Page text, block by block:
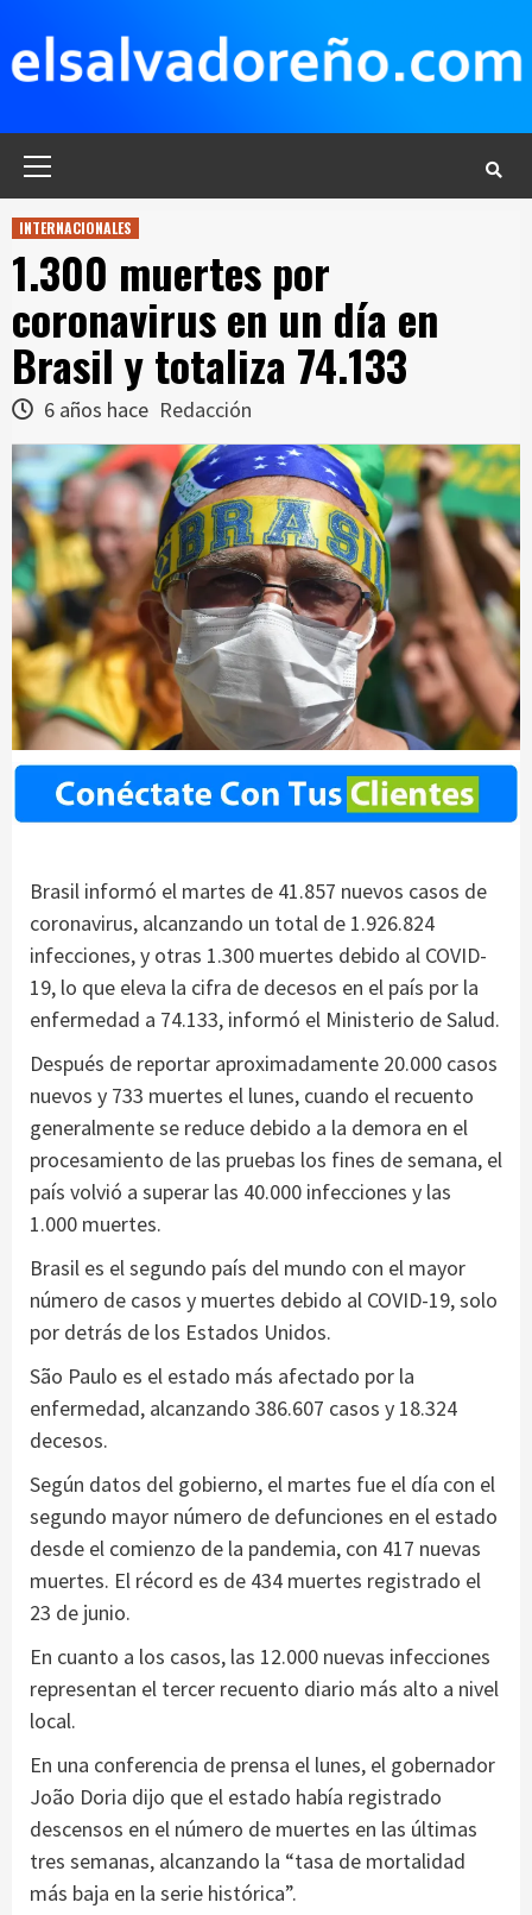
contenido
INTERNACIONALES
1.300 muertes por
coronavirus en un día en
Brasil y totaliza 74.133
6 años hace Redacción
Brasil informó el martes de 41.857 nuevos casos de
coronavirus, alcanzando un total de 1.926.824
infecciones, y otras 1.300 muertes debido al COVID-
19, lo que eleva la cifra de decesos en el país por la
enfermedad a 74.133, informó el Ministerio de Salud.
Después de reportar aproximadamente 20.000 casos
nuevos y 733 muertes el lunes, cuando el recuento
generalmente se reduce debido a la demora en el
procesamiento de las pruebas los fines de semana, el
país volvió a superar las 40.000 infecciones y las
1.000 muertes.
Brasil es el segundo país del mundo con el mayor
número de casos y muertes debido al COVID-19, solo
por detrás de los Estados Unidos.
São Paulo es el estado más afectado por la
enfermedad, alcanzando 386.607 casos y 18.324
decesos.
Según datos del gobierno, el martes fue el día con el
segundo mayor número de defunciones en el estado
desde el comienzo de la pandemia, con 417 nuevas
muertes. El récord es de 434 muertes registrado el
23 de junio.
En cuanto a los casos, las 12.000 nuevas infecciones
representan el tercer recuento diario más alto a nivel
local.
En una conferencia de prensa el lunes, el gobernador
João Doria dijo que el estado había registrado
descensos en el número de muertes en las últimas
tres semanas, alcanzando la “tasa de mortalidad
más baja en la serie histórica”.